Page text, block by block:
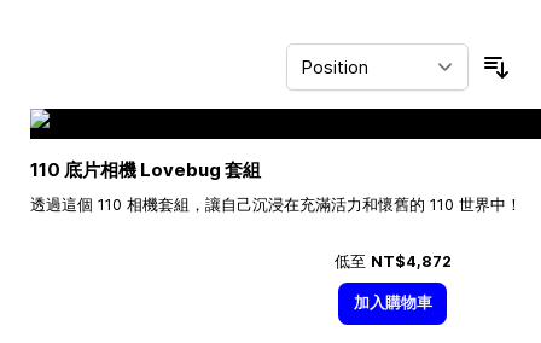
110 底片相機 Lovebug 套組
透過這個 110 相機套組，讓自己沉浸在充滿活力和懷舊的 110 世界中！
低至 NT$4,872
加入購物車